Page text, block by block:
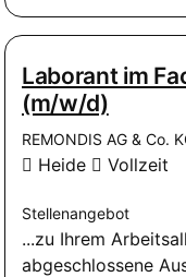
Laborant im
(m/w/d)
REMONDIS AG & Co.
Heide Vollzeit
Stellenangebot
...zu Ihrem
abgeschlossene